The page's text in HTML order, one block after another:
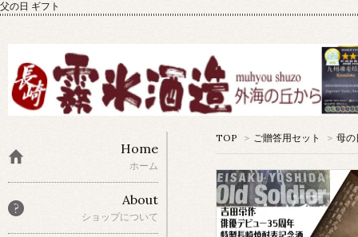
父の日 ギフト
TOP > ご贈答用セット > 母の
Home
ホーム
About
ショップについて